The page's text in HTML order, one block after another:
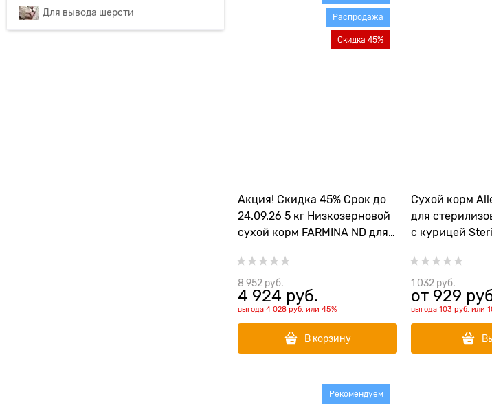
Для вывода шерсти
Акция! Скидка 45% Срок до
24.09.26 5 кг Низкозерновой
cухой корм FARMINA ND для
курицей и гранатом
Распродажа
Скидка 45%
8 952 руб.
4 924 руб.
выгода 4 028 руб. или 45%
В корзину
Сухой корм
для
с курицей
1 032 руб.
от 929
выгода 103 руб. или
Рекомендуем